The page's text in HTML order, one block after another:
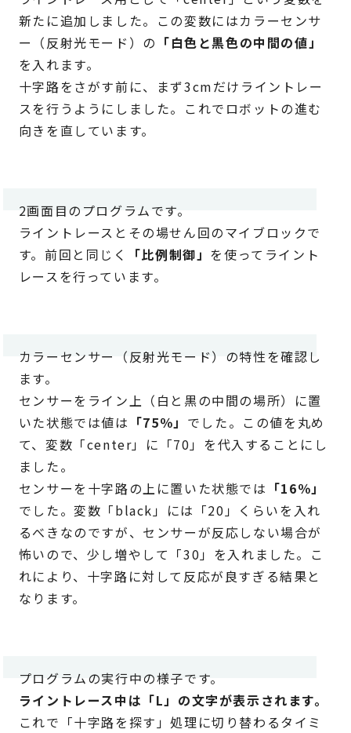
新たに追加しました。この変数にはカラーセンサ
ー（反射光モード）の 「白色と黒色の中間の値」
を入れます。
十字路をさがす前に、まず3cmだけライントレー
スを行うようにしました。これでロボットの進む
向きを直しています。
2画面目のプログラムです。
ライントレースとその場せん回のマイブロックで
す。前回と同じく
「比例制御」 を使ってライント
レースを行っています。
カラーセンサー（反射光モード）の特性を確認し
ます。
センサーをライン上（白と黒の中間の場所）に置
いた状態では値は 「75％」 でした。この値を丸め
て、変数「center」に「70」を代入することにし
ました。
センサーを十字路の上に置いた状態では 「16％」
でした。変数「black」には「20」くらいを入れ
るべきなのですが、センサーが反応しない場合が
怖いので、少し増やして「30」を入れました。こ
れにより、十字路に対して反応が良すぎる結果と
なります。
プログラムの実行中の様子です。
ライントレース中は「L」の文字が表示されます。
これで「十字路を探す」処理に切り替わるタイミ